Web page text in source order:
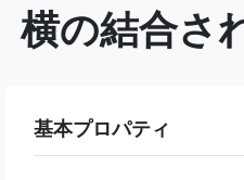
横の結合さ
基本プロパティ